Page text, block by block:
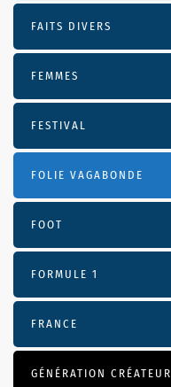
FAITS DIVERS
FEMMES
FESTIVAL
FOLIE VAGABONDE
FOOT
FORMULE 1
FRANCE
GÉNÉRATION CRÉATEUR